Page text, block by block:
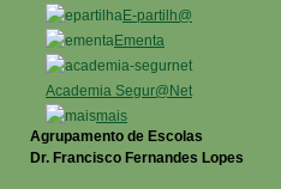
E-partilh@
Ementa
Academia Segur@Net
mais
Agrupamento de Escolas
Dr. Francisco Fernandes Lopes